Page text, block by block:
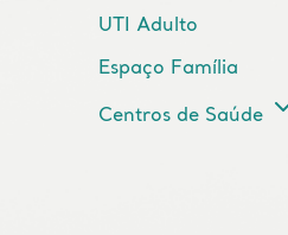
UTI Adulto
Espaço Família
Centros de Saúde